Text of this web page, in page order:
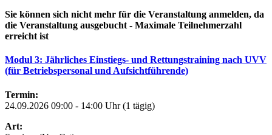
Sie können sich nicht mehr für die Veranstaltung anmelden, da
die Veranstaltung ausgebucht - Maximale Teilnehmerzahl
erreicht ist
Modul 3: Jährliches Einstiegs- und Rettungstraining nach UVV
(für Betriebspersonal und Aufsichtführende)
Termin:
24.09.2026 09:00 - 14:00 Uhr (1 tägig)
Art: